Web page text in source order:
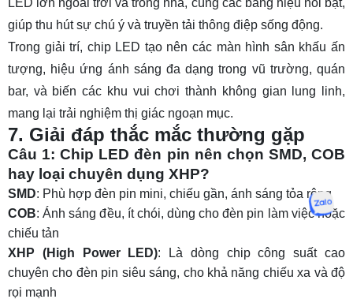
LED lớn ngoài trời và trong nhà, cùng các bảng hiệu nổi bật,
giúp thu hút sự chú ý và truyền tải thông điệp sống động.
Trong giải trí, chip LED tạo nên các màn hình sân khấu ấn
tượng, hiệu ứng ánh sáng đa dạng trong vũ trường, quán
bar, và biến các khu vui chơi thành không gian lung linh,
mang lại trải nghiệm thị giác ngoạn mục.
7. Giải đáp thắc mắc thường gặp
Câu 1: Chip LED đèn pin nên chọn SMD, COB
hay loại chuyên dụng XHP?
SMD: Phù hợp đèn pin mini, chiếu gần, ánh sáng tỏa rộng
COB: Ánh sáng đều, ít chói, dùng cho đèn pin làm việc hoặc
chiếu tản
XHP (High Power LED): Là dòng chip công suất cao
chuyên cho đèn pin siêu sáng, cho khả năng chiếu xa và độ
rọi mạnh